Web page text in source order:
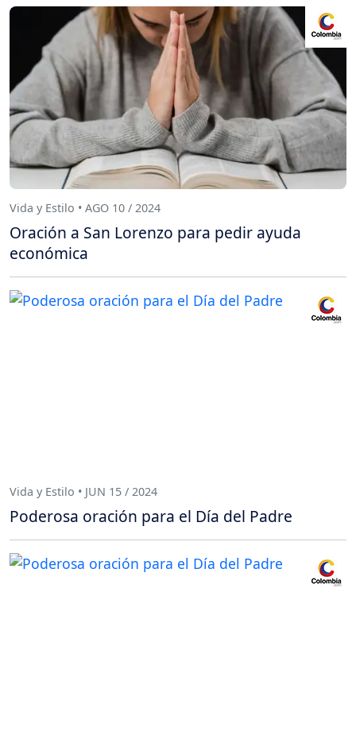
Vida y Estilo • AGO 10 / 2024
Oración a San Lorenzo para pedir ayuda
económica
Vida y Estilo • JUN 15 / 2024
Poderosa oración para el Día del Padre